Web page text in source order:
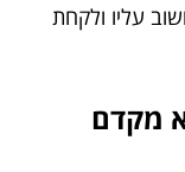
עליו ולקחת
מקדם